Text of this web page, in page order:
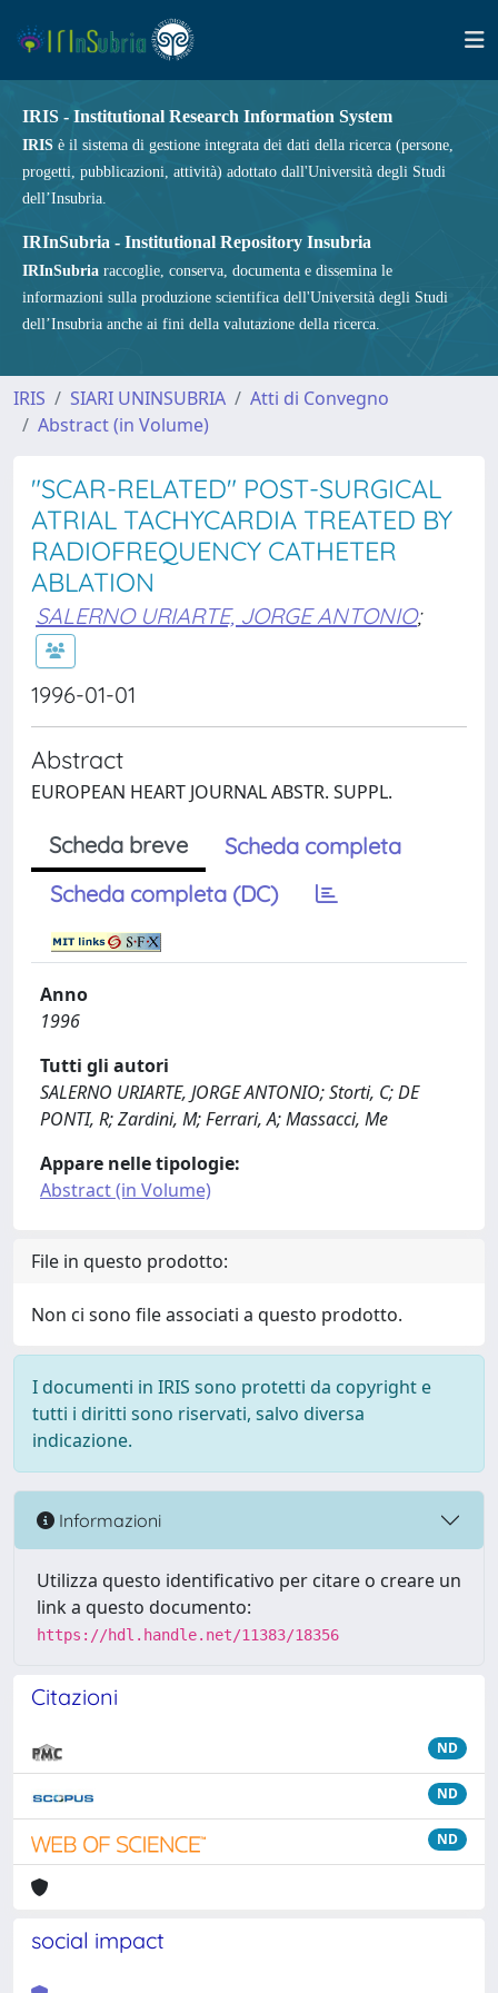
IRIS - Institutional Research Information System
IRIS è il sistema di gestione integrata dei dati della ricerca (persone,
progetti, pubblicazioni, attività) adottato dall'Università degli Studi
dell’Insubria.
IRInSubria - Institutional Repository Insubria
IRInSubria raccoglie, conserva, documenta e dissemina le
informazioni sulla produzione scientifica dell'Università degli Studi
dell’Insubria anche ai fini della valutazione della ricerca.
IRIS SIARI UNINSUBRIA
Atti di Convegno
Abstract (in Volume)
"SCAR-RELATED" POST-SURGICAL
ATRIAL TACHYCARDIA TREATED BY
RADIOFREQUENCY CATHETER
ABLATION
SALERNO URIARTE, JORGE ANTONIO;
1996-01-01
Abstract
EUROPEAN HEART JOURNAL ABSTR. SUPPL.
Scheda breve
Scheda completa
Scheda completa (DC)
Anno
1996
Tutti gli autori
SALERNO URIARTE, JORGE ANTONIO; Storti, C; DE
PONTI, R; Zardini, M; Ferrari, A; Massacci, Me
Appare nelle tipologie:
Abstract (in Volume)
File in questo prodotto:
Non ci sono file associati a questo prodotto.
I documenti in IRIS sono protetti da copyright e
tutti i diritti sono riservati, salvo diversa
indicazione.
Informazioni
Utilizza questo identificativo per citare o creare un
link a questo documento:
https://hdl.handle.net/11383/18356
Citazioni
ND
ND
ND
social impact